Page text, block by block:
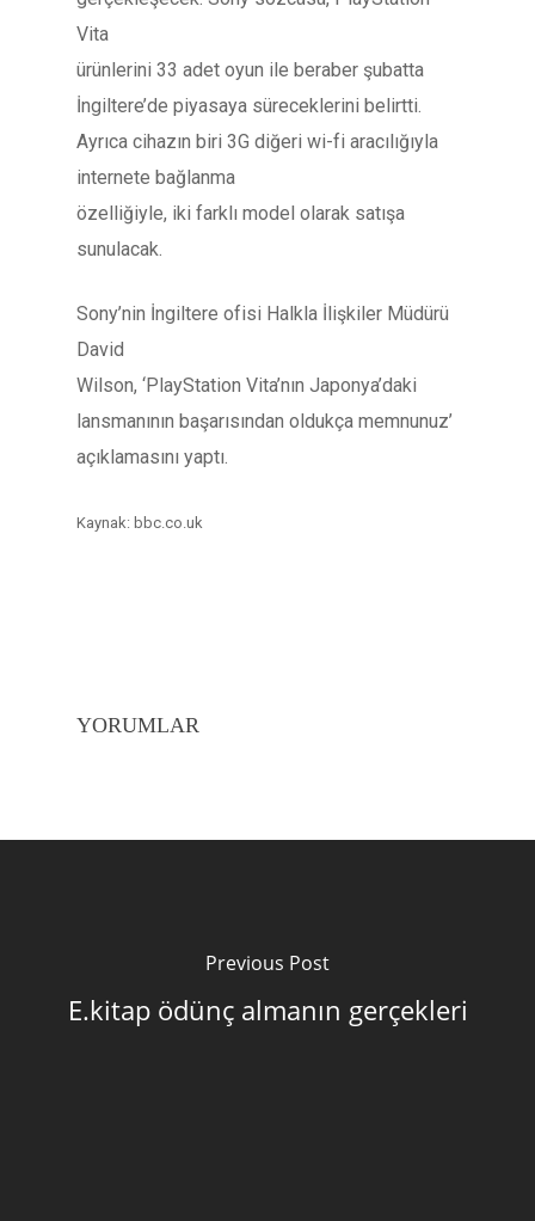
Vita
ürünlerini 33 adet oyun ile beraber şubatta
İngiltere’de piyasaya süreceklerini belirtti.
Ayrıca cihazın biri 3G diğeri wi-fi aracılığıyla
internete bağlanma
özelliğiyle, iki farklı model olarak satışa
sunulacak.
Sony’nin İngiltere ofisi Halkla İlişkiler Müdürü
David
Wilson, ‘PlayStation Vita’nın Japonya’daki
lansmanının başarısından oldukça memnunuz’
açıklamasını yaptı.
Kaynak: bbc.co.uk
YORUMLAR
Previous Post
E.kitap ödünç almanın gerçekleri